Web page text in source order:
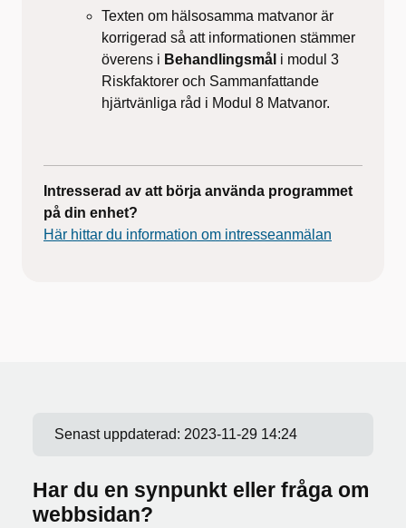
Texten om hälsosamma matvanor är
korrigerad så att informationen stämmer
överens i Behandlingsmål i modul 3
Riskfaktorer och Sammanfattande
hjärtvänliga råd i Modul 8 Matvanor.
Intresserad av att börja använda programmet
på din enhet?
Här hittar du information om intresseanmälan
Senast uppdaterad: 2023-11-29 14:24
Har du en synpunkt eller fråga om
webbsidan?